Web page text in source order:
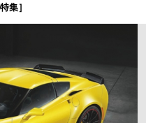
特集］